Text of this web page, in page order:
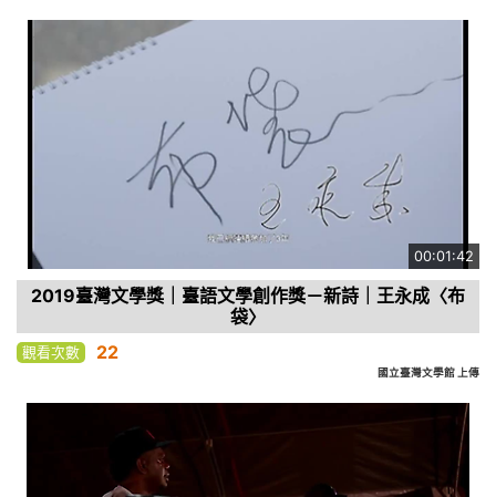
00:01:42
2019臺灣文學獎｜臺語文學創作獎－新詩｜王永成〈布
袋〉
觀看次數 22
國立臺灣文學館 上傳